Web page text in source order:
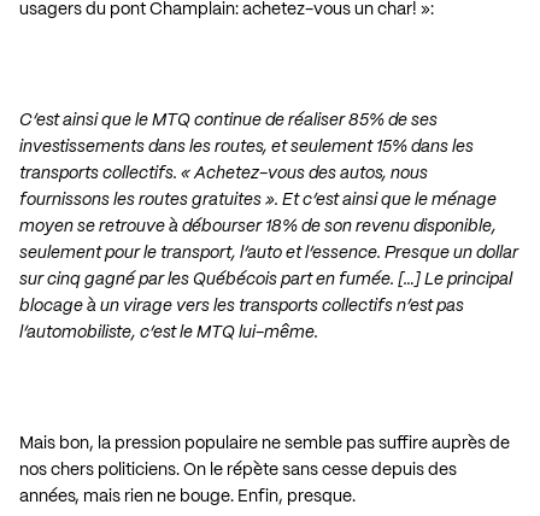
usagers du pont Champlain: achetez-vous un char! »:
C’est ainsi que le MTQ continue de réaliser 85% de ses
investissements dans les routes, et seulement 15% dans les
transports collectifs. « Achetez-vous des autos, nous
fournissons les routes gratuites ». Et c’est ainsi que le ménage
moyen se retrouve à débourser 18% de son revenu disponible,
seulement pour le transport, l’auto et l’essence. Presque un dollar
sur cinq gagné par les Québécois part en fumée. […] Le principal
blocage à un virage vers les transports collectifs n’est pas
l’automobiliste, c’est le MTQ lui-même.
Mais bon, la pression populaire ne semble pas suffire auprès de
nos chers politiciens. On le répète sans cesse depuis des
années, mais rien ne bouge. Enfin, presque.